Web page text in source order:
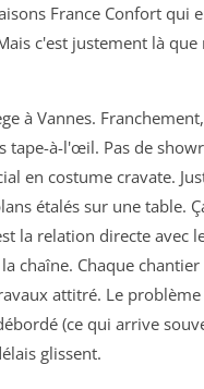
France Confort qui
c'est justement là que
à Vannes.
tape-à-l'œil. Pas de
en costume cravate.
étalés sur une table.
la relation directe avec
chaîne. Chaque
attitré. Le problème
(ce qui arrive
glissent.